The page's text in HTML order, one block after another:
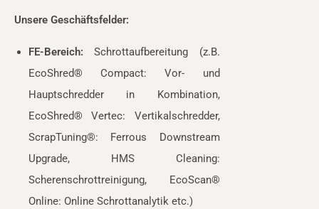
Unsere Geschäftsfelder:
FE-Bereich: Schrottaufbereitung (z.B.
EcoShred® Compact: Vor- und
Hauptschredder in Kombination,
EcoShred® Vertec: Vertikalschredder,
ScrapTuning®: Ferrous Downstream
Upgrade, HMS Cleaning:
Scherenschrottreinigung, EcoScan®
Online: Online Schrottanalytik etc.)